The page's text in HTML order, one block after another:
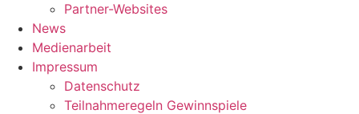
Partner-Websites
News
Medienarbeit
Impressum
Datenschutz
Teilnahmeregeln Gewinnspiele